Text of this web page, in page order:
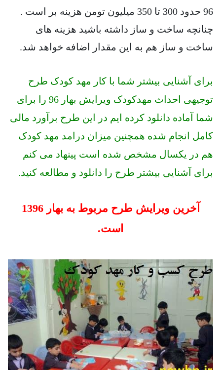
96 حدود 300 تا 350 میلیون تومن هزینه بر است .
چنانچه ساخت و ساز داشته باشید هزینه های
ساخت و ساز هم به این مقدار اضافه خواهد شد.
برای آشنایی بیشتر شما با کار مهد کودک طرح
توجیهی احداث مهدکودک ویرایش بهار 96 را برای
شما آماده دانلود کرده ایم در این طرح برآورد مالی
کامل انجام شده همچنین میزان درامد مهد کودک
هم در یکسال مشخص شده است پینهاد می کنم
برای آشنایی بیشتر طرح را دانلود و مطالعه کنید.
آخرین ویرایش طرح مربوط به بهار 1396
است.